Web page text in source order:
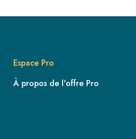
Espace Pro
À propos de l'offre Pro